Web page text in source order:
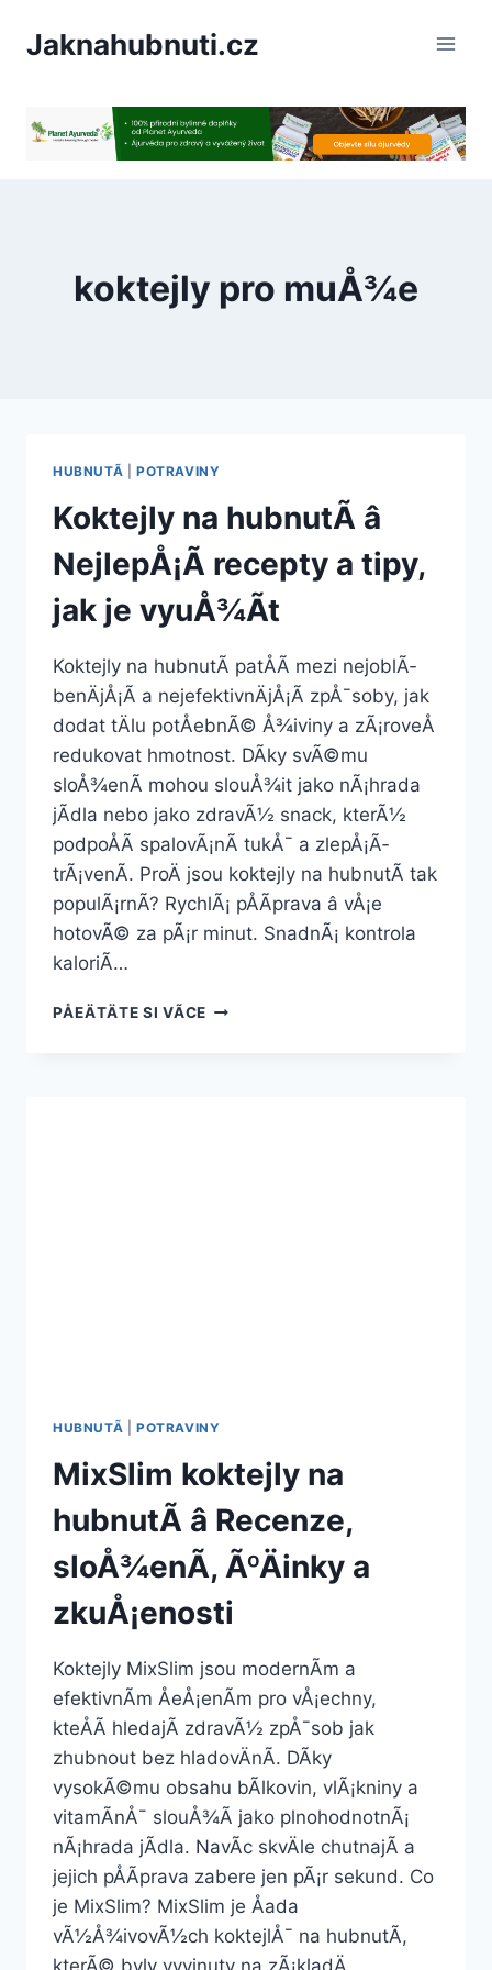
Jaknahubnuti.cz
koktejly pro muÅ¾e
HUBNUTÃ­ POTRAVINY
Koktejly na hubnutÃ­ â
NejlepÅ¡Ã­ recepty a tipy,
jak je vyuÅ¾Ã­t
Koktejly na hubnutÃ­ patÅÃ­ mezi nejoblÃ­
benÄjÅ¡Ã­ a nejefektivnÄjÅ¡Ã­ zpÅ¯soby, jak
dodat tÄlu potÅebnÃ© Å¾iviny a zÃ¡roveÅ
redukovat hmotnost. DÃ­ky svÃ©mu
sloÅ¾enÃ­ mohou slouÅ¾it jako nÃ¡hrada
jÃ­dla nebo jako zdravÃ½ snack, kterÃ½
podpoÅÃ­ spalovÃ¡nÃ­ tukÅ¯ a zlepÅ¡Ã­
trÃ¡venÃ­. ProÄ jsou koktejly na hubnutÃ­ tak
populÃ¡rnÃ­? RychlÃ¡ pÅÃ­prava â vÅ¡e
hotovÃ© za pÃ¡r minut. SnadnÃ¡ kontrola
kaloriÃ­…
PÅEÄTÄTE SI VÃ­CEKOKTEJLY
HUBNUTÃ­ POTRAVINY
MixSlim koktejly na
hubnutÃ­ â Recenze,
sloÅ¾enÃ­, ÃºÄinky a
zkuÅ¡enosti
Koktejly MixSlim jsou modernÃ­m a
efektivnÃ­m ÅeÅ¡enÃ­m pro vÅ¡echny,
kteÅÃ­ hledajÃ­ zdravÃ½ zpÅ¯sob jak
zhubnout bez hladovÄnÃ­. DÃ­ky
vysokÃ©mu obsahu bÃ­lkovin, vlÃ¡kniny a
vitamÃ­nÅ¯ slouÅ¾Ã­ jako plnohodnotnÃ¡
nÃ¡hrada jÃ­dla. NavÃ­c skvÄle chutnajÃ­ a
jejich pÅÃ­prava zabere jen pÃ¡r sekund. Co
je MixSlim? MixSlim je Åada
vÃ½Å¾ivovÃ½ch koktejlÅ¯ na hubnutÃ­,
kterÃ© byly vyvinuty na zÃ¡kladÄ